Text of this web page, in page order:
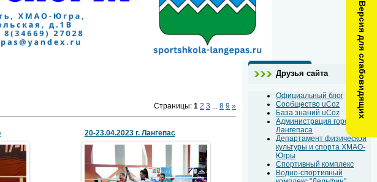
Версия для слабовидящих
Страницы: 1 2 3 ... 8 9 »
20-23.04.2023 г. Лангепас
26 Апреля 2023
Друзья сайта
Официальный блог
Сообщество uCoz
База знаний uCoz
Администрация города
Лангепаса
Департамент физической
культуры и спорта ХМАО-
Югры
Спортивный комплекс
Водно-спортивный